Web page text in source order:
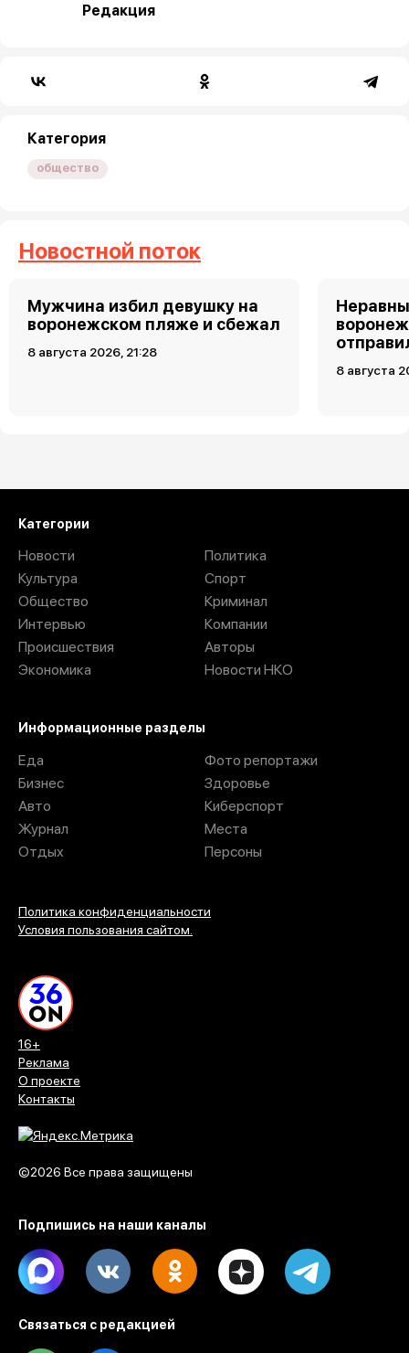
Редакция
Категория
общество
Новостной поток
Мужчина избил девушку на
воронежском пляже и сбежал
8 августа 2026, 21:28
8 августа
16+
Реклама
О проекте
Контакты
©2026 Все права защищены
Категории
Новости
Культура
Общество
Интервью
Происшествия
Экономика
Политика
Спорт
Криминал
Компании
Авторы
Новости НКО
Информационные разделы
Еда
Бизнес
Авто
Журнал
Отдых
Фото репортажи
Здоровье
Киберспорт
Места
Персоны
Политика конфиденциальности
Условия пользования сайтом.
Подпишись на наши каналы
Max Dzen
Связаться с редакцией